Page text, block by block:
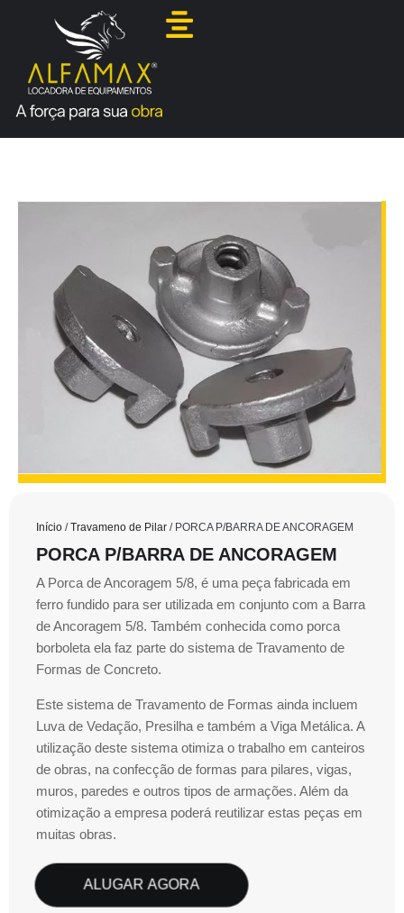
PORCA P/BARRA DE ANCORAGEM
A Porca de Ancoragem 5/8, é uma peça fabricada em
ferro fundido para ser utilizada em conjunto com a Barra
de Ancoragem 5/8. Também conhecida como porca
borboleta ela faz parte do sistema de Travamento de
Formas de Concreto.
Este sistema de Travamento de Formas ainda incluem
Luva de Vedação, Presilha e também a Viga Metálica. A
utilização deste sistema otimiza o trabalho em canteiros
de obras, na confecção de formas para pilares, vigas,
muros, paredes e outros tipos de armações. Além da
otimização a empresa poderá reutilizar estas peças em
muitas obras.
Início /Travameno de Pilar / PORCA P/BARRA DE ANCORAGEM
ALUGAR AGORA